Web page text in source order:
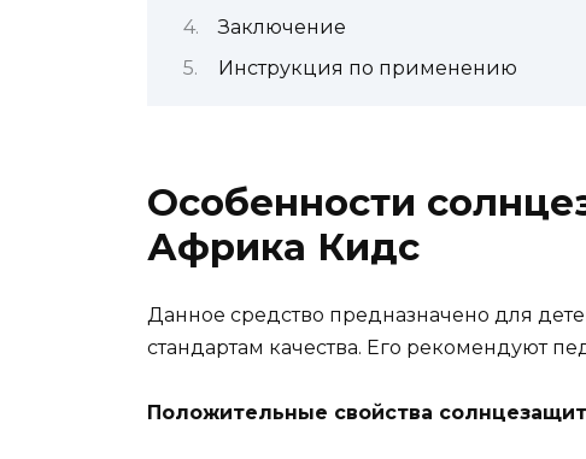
Заключение
Инструкция по применению
Особенности
Африка Кидс
Данное средство предназначено для
стандартам качества. Его рекомендуют
Положительные свойства